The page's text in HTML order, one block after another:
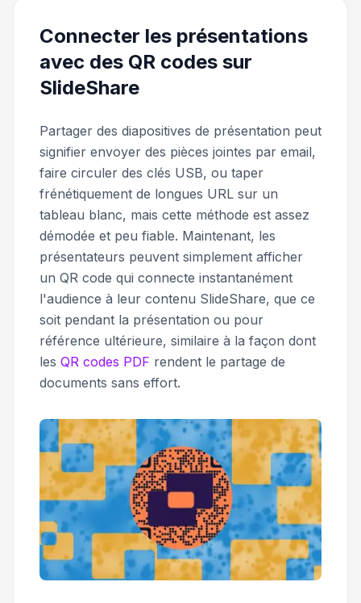
Connecter les présentations
avec des QR codes sur
SlideShare
Partager des diapositives de présentation peut
signifier envoyer des pièces jointes par email,
faire circuler des clés USB, ou taper
frénétiquement de longues URL sur un
tableau blanc, mais cette méthode est assez
démodée et peu fiable. Maintenant, les
présentateurs peuvent simplement afficher
un QR code qui connecte instantanément
l'audience à leur contenu SlideShare, que ce
soit pendant la présentation ou pour
référence ultérieure, similaire à la façon dont
les QR codes PDF rendent le partage de
documents sans effort.